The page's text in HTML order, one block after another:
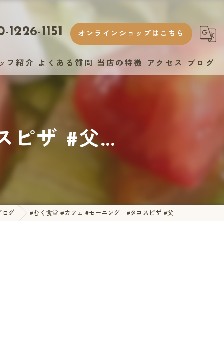
1226-1151 オンラインショップはこちら
フ紹介 よくある質問 当店の特徴
おしゃれ
アクセス ブログ
ピザ #父...
ログ #むく食堂 #カフェ #モーニング #タコスピザ #父...